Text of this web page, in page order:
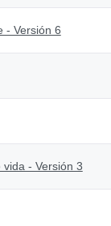
- Versión 6
- Versión 3